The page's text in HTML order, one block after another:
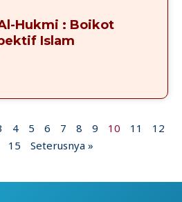
Hukmi : Boikot
Islam
4 5 6 7 8 9 10 11
12
15 Seterusnya »